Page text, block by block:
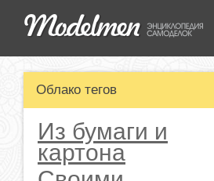
Облако тегов
Из бумаги и
картона